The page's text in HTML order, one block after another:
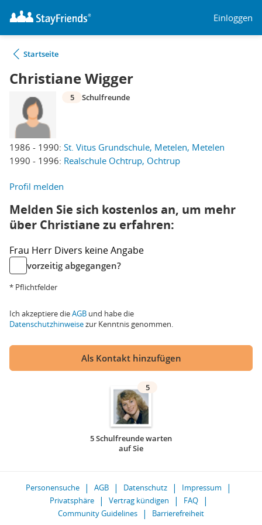
Einloggen
Startseite
Christiane Wigger
1986 - 1990: St. Vitus Grundschule, Metelen, Metelen
1990 - 1996: Realschule Ochtrup, Ochtrup
5 Schulfreunde
Profil melden
Melden Sie sich kostenlos an, um mehr
über Christiane zu erfahren:
Frau Herr Divers keine Angabe
vorzeitig abgegangen?
* Pflichtfelder
Ich akzeptiere dieAGB und habe die
Datenschutzhinweisezur Kenntnis genommen.
Als Kontakt hinzufügen
5
5 Schulfreunde warten
auf Sie
Personensuche AGB Datenschutz
Impressum
Privatsphäre
Vertrag kündigen
FAQ
Community Guidelines
Barrierefreiheit